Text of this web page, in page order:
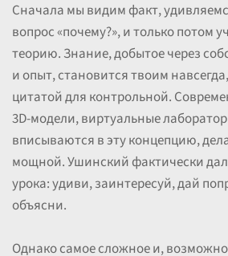
Сначала мы видим факт,
вопрос «почему?», и только потом
теорию. Знание, добытое через
и опыт, становится твоим
цитатой для контрольной.
3D-модели, виртуальные
вписываются в эту концепцию,
мощной. Ушинский фактически дал
урока: удиви, заинтересуй, дай
объясни.
Однако самое сложное и,